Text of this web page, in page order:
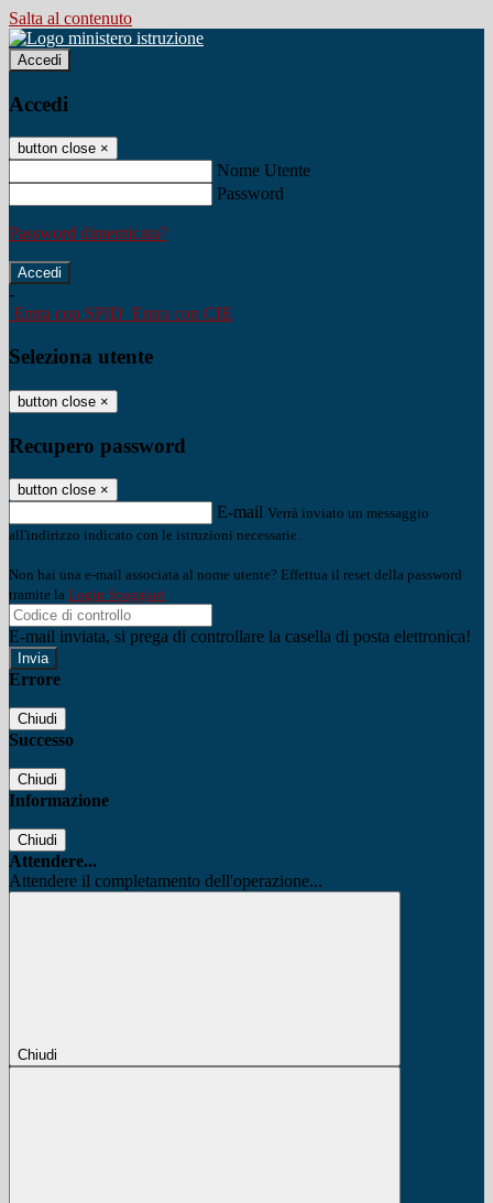
Salta al contenuto
Accedi
Accedi
button close ×
Nome Utente
Password
Password dimenticata?
-
Entra con SPID Entra con CIE
Seleziona utente
button close ×
Recupero password
button close ×
E-mail Verrà inviato un messaggio
all'indirizzo indicato con le istruzioni necessarie.
Non hai una e-mail associata al nome utente? Effettua il reset della password
tramite la Login Spaggiari
E-mail inviata, si prega di controllare la casella di posta elettronica!
Errore
Chiudi
Successo
Chiudi
Informazione
Chiudi
Attendere...
Attendere il completamento dell'operazione...
Chiudi